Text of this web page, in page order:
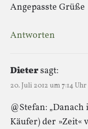
Angepasste Grüße
Antworten
Dietersagt:
20. Juli 2012 um 7:14 Uhr
@Stefan:
Käufer) der »Zeit«